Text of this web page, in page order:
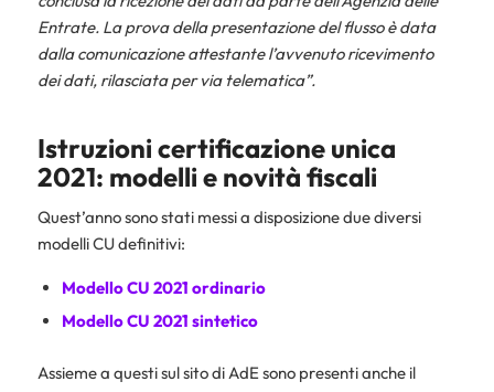
Entrate. La prova della presentazione del flusso è data
dalla comunicazione attestante l’avvenuto ricevimento
dei dati, rilasciata per via telematica”.
Istruzioni certificazione unica
2021: modelli e novità fiscali
Quest’anno sono stati messi a disposizione due diversi
modelli CU definitivi:
Modello CU 2021 ordinario
Modello CU 2021 sintetico
Assieme a questi sul sito di AdE sono presenti anche il